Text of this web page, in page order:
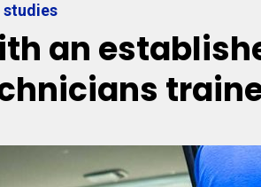
studies
an